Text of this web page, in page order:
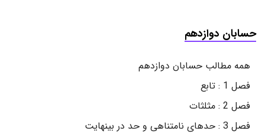
حسابان دوازدهم
همه مطالب حسابان دوازدهم
فصل 1 : تابع
فصل 2 : مثلثات
فصل 3 : حدهای نامتناهی و حد در بینهایت